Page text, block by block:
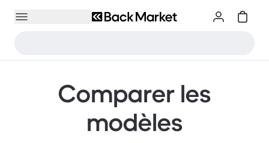
Comparer les
modèles